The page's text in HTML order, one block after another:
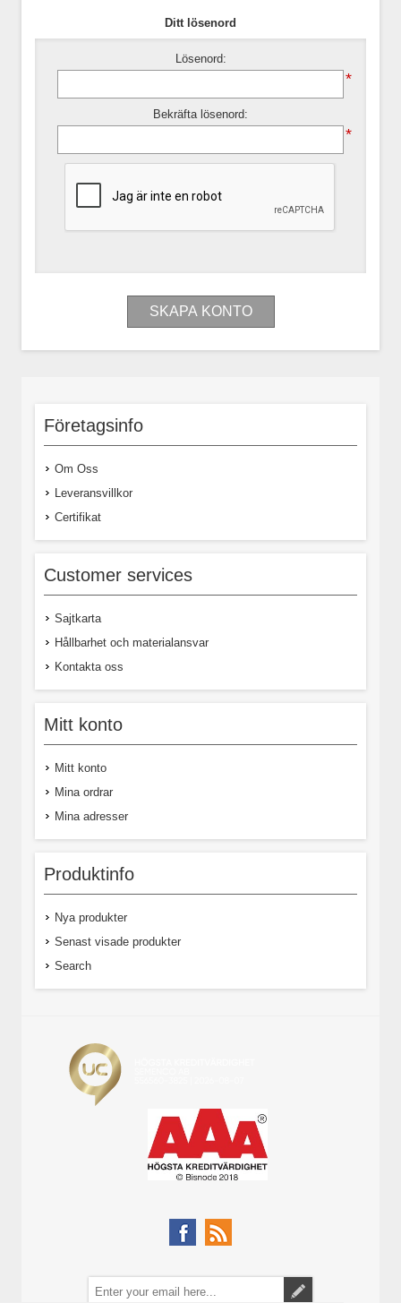
Ditt lösenord
Lösenord:
*
Bekräfta lösenord:
*
Företagsinfo
Om Oss
Leveransvillkor
Certifikat
Customer services
Sajtkarta
Hållbarhet och materialansvar
Kontakta oss
Mitt konto
Mitt konto
Mina ordrar
Mina adresser
Produktinfo
Nya produkter
Senast visade produkter
Search